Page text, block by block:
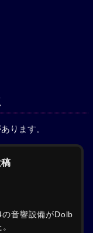
ります。
音響設備がDolb